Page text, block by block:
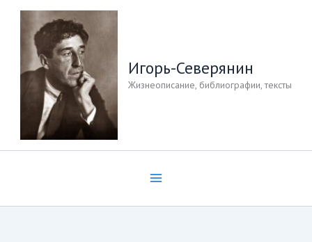
Перейти
содержимому
Игорь-Северянин
Жизнеописание, библиографии, тексты